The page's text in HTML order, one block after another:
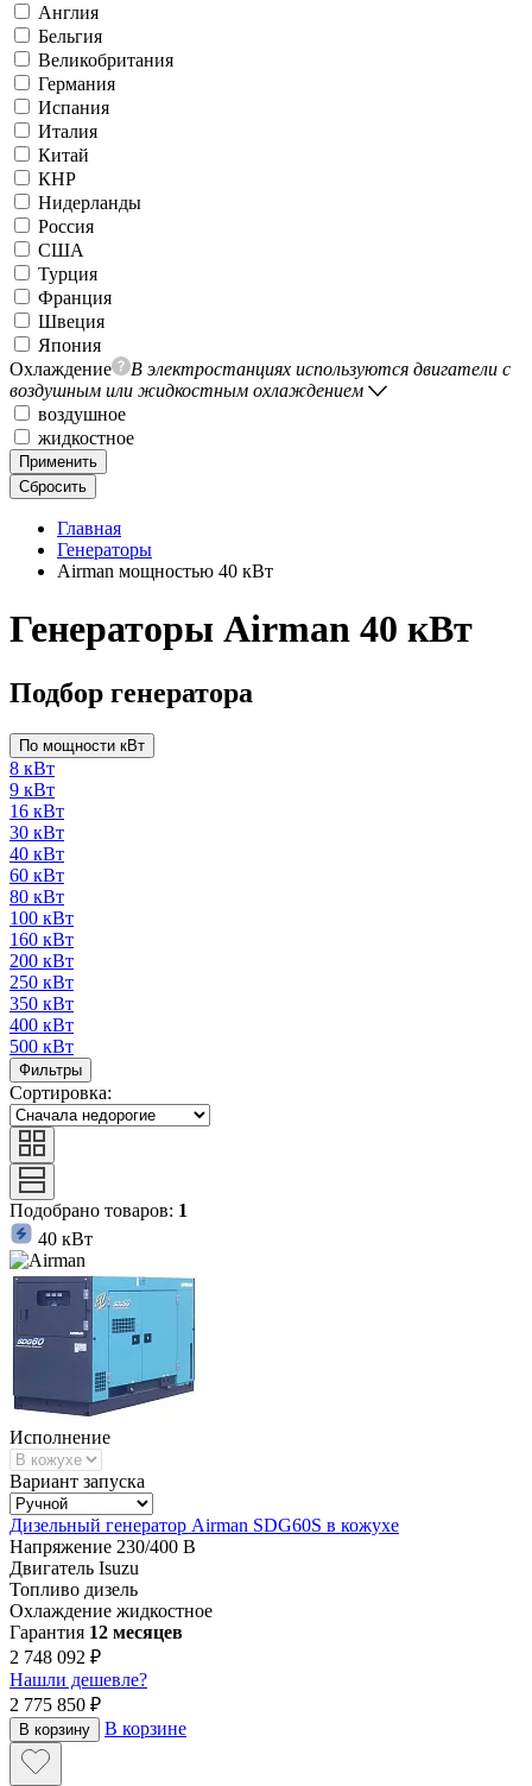
Англия
Бельгия
Великобритания
Германия
Испания
Италия
Китай
КНР
Нидерланды
Россия
США
Турция
Франция
Швеция
Япония
Охлаждение
В электростанциях используются двигатели с
воздушным или жидкостным охлаждением
воздушное
жидкостное
Применить
Сбросить
Главная
Генераторы
Airman мощностью 40 кВт
Генераторы Airman 40 кВт
Подбор генератора
По мощности кВт
8 кВт
9 кВт
16 кВт
30 кВт
40 кВт
60 кВт
80 кВт
100 кВт
160 кВт
200 кВт
250 кВт
350 кВт
400 кВт
500 кВт
Фильтры
Сортировка:
Подобрано товаров: 1
40 кВт
Исполнение
Вариант запуска
Дизельный генератор Airman SDG60S в кожухе
Напряжение 230/400 В
Двигатель Isuzu
Топливо дизель
Охлаждение жидкостное
Гарантия 12 месяцев
2 748 092 ₽
Нашли дешевле?
2 775 850 ₽
В корзину В корзине